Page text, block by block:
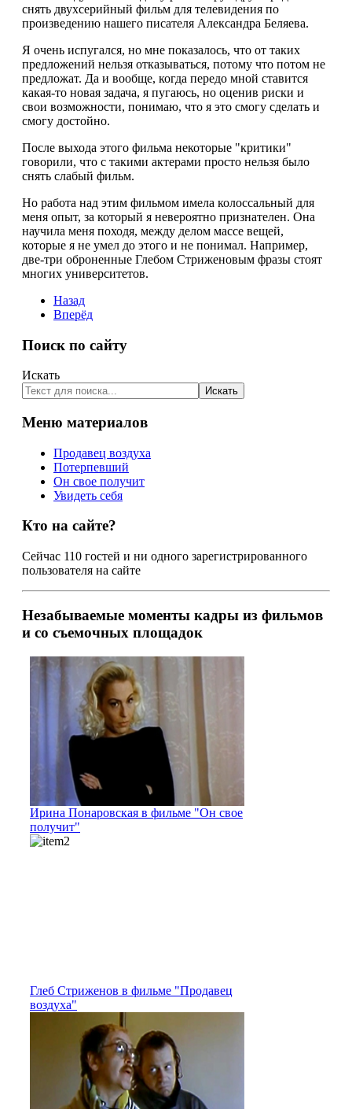
журнал "ТМ" №9 -1996
журнал "ТМ" №8 -1997
журнал "ТМ" №10 -1997
журнал "ТМ" №8 -1998
журнал "Искусство Кино"
журнал "Звезда"
журнал "NEWLOOK"
Медицинская газета
Сервис
Форма регистрации
Обратная связь
FAQ
снять двухсерийный фильм для телевидения по
произведению нашего писателя Александра Беляева.
Я очень испугался, но мне показалось, что от таких
предложений нельзя отказываться, потому что потом не
предложат. Да и вообще, когда передо мной ставится
какая-то новая задача, я пугаюсь, но оценив риски и
свои возможности, понимаю, что я это смогу сделать и
смогу достойно.
После выхода этого фильма некоторые "критики"
говорили, что с такими актерами просто нельзя было
снять слабый фильм.
Но работа над этим фильмом имела колоссальный для
меня опыт, за который я невероятно признателен. Она
научила меня походя, между делом массе вещей,
которые я не умел до этого и не понимал. Например,
две-три оброненные Глебом Стриженовым фразы стоят
многих университетов.
Назад
Вперёд
Поиск по сайту
Искать
Искать
Меню материалов
Продавец воздуха
Потерпевший
Он свое получит
Увидеть себя
Кто на сайте?
Сейчас 110 гостей и ни одного зарегистрированного
пользователя на сайте
Незабываемые моменты кадры из фильмов
и со съемочных площадок
Ирина Понаровская в фильме "Он свое
получит"
Глеб Стриженов в фильме "Продавец
воздуха"